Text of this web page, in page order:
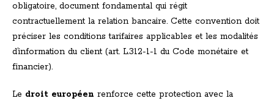
obligatoire, document fondamental qui régit
contractuellement la relation bancaire. Cette convention doit
préciser les conditions tarifaires applicables et les modalités
d’information du client (art. L.312-1-1 du Code monétaire et
financier).
Le droit européen renforce cette protection avec la